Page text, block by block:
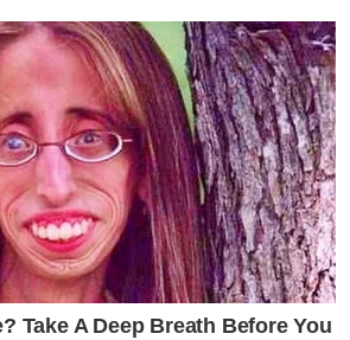
Take A Deep Breath Before You